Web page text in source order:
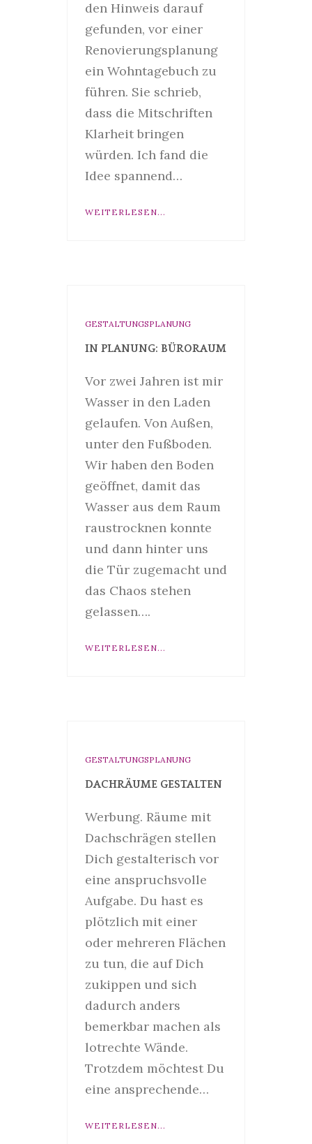
den Hinweis darauf
gefunden, vor einer
Renovierungsplanung
ein Wohntagebuch zu
führen. Sie schrieb,
dass die Mitschriften
Klarheit bringen
würden. Ich fand die
Idee spannend…
WEITERLESEN...
GESTALTUNGSPLANUNG
IN PLANUNG: BÜRORAUM
Vor zwei Jahren ist mir
Wasser in den Laden
gelaufen. Von Außen,
unter den Fußboden.
Wir haben den Boden
geöffnet, damit das
Wasser aus dem Raum
raustrocknen konnte
und dann hinter uns
die Tür zugemacht und
das Chaos stehen
gelassen….
WEITERLESEN...
GESTALTUNGSPLANUNG
DACHRÄUME GESTALTEN
Werbung. Räume mit
Dachschrägen stellen
Dich gestalterisch vor
eine anspruchsvolle
Aufgabe. Du hast es
plötzlich mit einer
oder mehreren Flächen
zu tun, die auf Dich
zukippen und sich
dadurch anders
bemerkbar machen als
lotrechte Wände.
Trotzdem möchtest Du
eine ansprechende…
WEITERLESEN...